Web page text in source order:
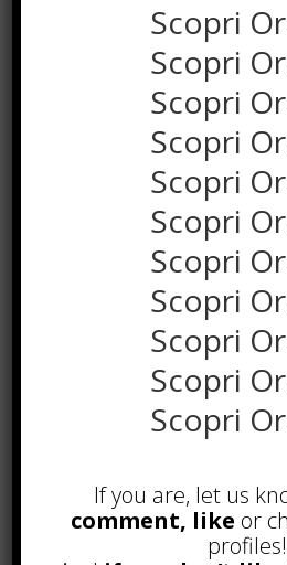
POPOLARI
Alcuni trucchi per
successo
Novembre 22nd,
vantaggi TOP!
Novembre 2nd, 2017
Scopri
Scopri
Scopri
Scopri
Scopri
Scopri
Scopri
Scopri
Scopri
Scopri
Scopri
If you are, let us
comment, like or
profiles!